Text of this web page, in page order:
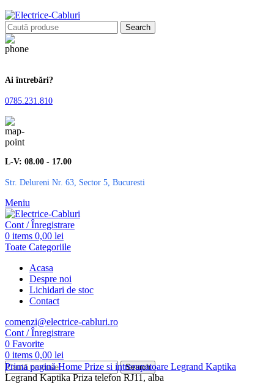
Search
Ai întrebări?
0785.231.810
L-V: 08.00 - 17.00
Str. Delureni Nr. 63, Sector 5, Bucuresti
Meniu
Cont / Înregistrare
0 items 0,00 lei
Toate Categoriile
Acasa
Despre noi
Lichidari de stoc
Contact
comenzi@electrice-cabluri.ro
Cont / Înregistrare
0 Favorite
0 items 0,00 lei
Search
Prima paginăHome Prize si intrerupatoare Legrand Kaptika
Legrand Kaptika Priza telefon RJ11, alba